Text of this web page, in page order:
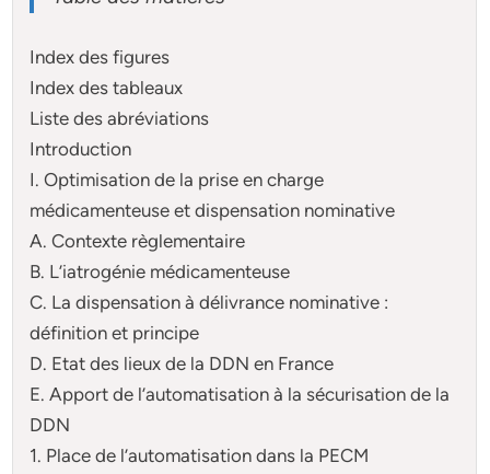
Index des figures
Index des tableaux
Liste des abréviations
Introduction
I. Optimisation de la prise en charge
médicamenteuse et dispensation nominative
A. Contexte règlementaire
B. L’iatrogénie médicamenteuse
C. La dispensation à délivrance nominative :
définition et principe
D. Etat des lieux de la DDN en France
E. Apport de l’automatisation à la sécurisation de la
DDN
1. Place de l’automatisation dans la PECM